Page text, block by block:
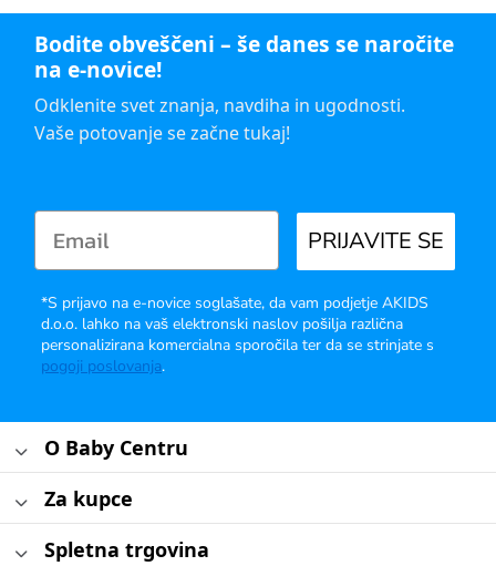
Bodite obveščeni – še danes se naročite
na e-novice!
Odklenite svet znanja, navdiha in ugodnosti.
Vaše potovanje se začne tukaj!
PRIJAVITE SE
*S prijavo na e-novice soglašate, da vam podjetje AKIDS
d.o.o. lahko na vaš elektronski naslov pošilja različna
personalizirana komercialna sporočila ter da se strinjate s
pogoji poslovanja.
O Baby Centru
Za kupce
Spletna trgovina